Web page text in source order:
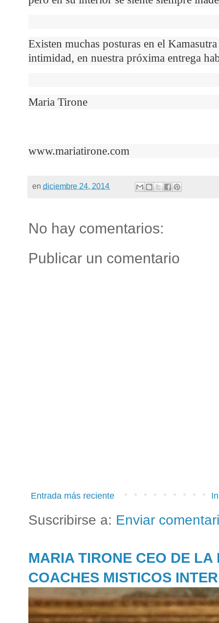
Existen muchas posturas en el
intimidad, en nuestra próxima entrega
Maria Tirone
www.mariatirone.com
en diciembre 24, 2014
No hay comentarios:
Publicar un comentario
Entrada más reciente
Suscribirse a: Enviar
MARIA TIRONE CEO DE LA
COACHES MISTICOS